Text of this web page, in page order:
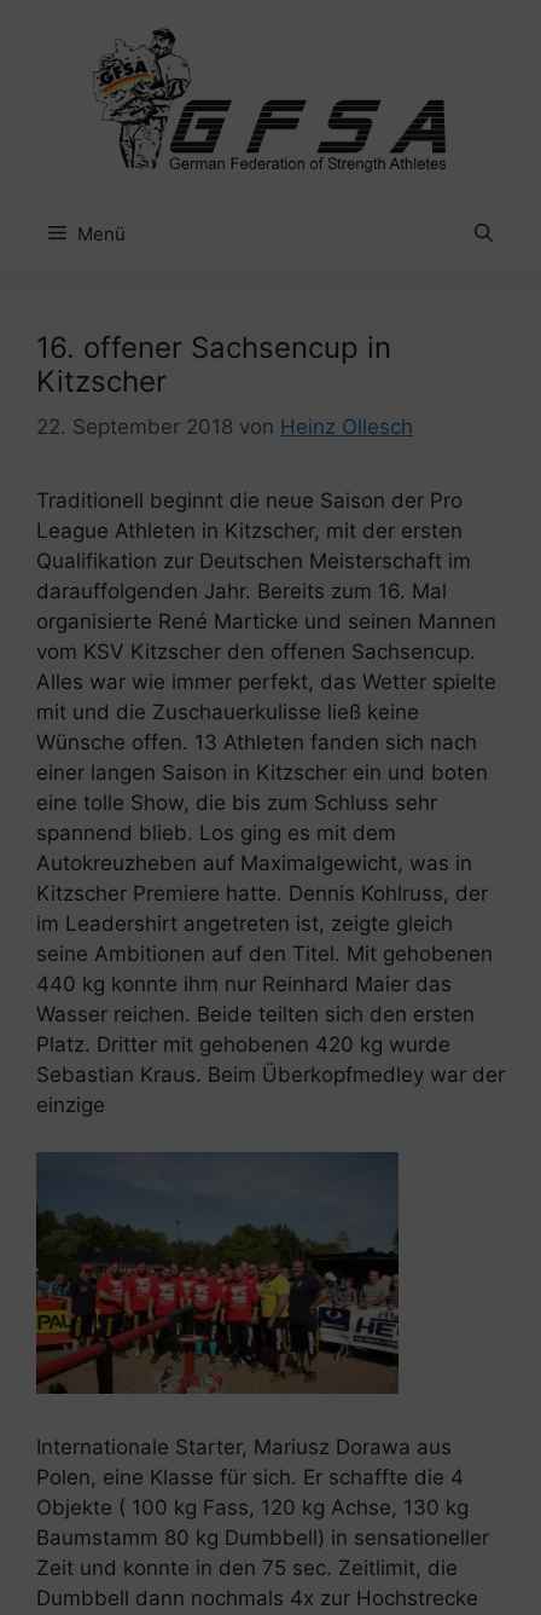
Menü
16. offener Sachsencup in
Kitzscher
22. September 2018 von Heinz Ollesch
Traditionell beginnt die neue Saison der Pro
League Athleten in Kitzscher, mit der ersten
Qualifikation zur Deutschen Meisterschaft im
darauffolgenden Jahr. Bereits zum 16. Mal
organisierte René Marticke und seinen Mannen
vom KSV Kitzscher den offenen Sachsencup.
Alles war wie immer perfekt, das Wetter spielte
mit und die Zuschauerkulisse ließ keine
Wünsche offen. 13 Athleten fanden sich nach
einer langen Saison in Kitzscher ein und boten
eine tolle Show, die bis zum Schluss sehr
spannend blieb. Los ging es mit dem
Autokreuzheben auf Maximalgewicht, was in
Kitzscher Premiere hatte. Dennis Kohlruss, der
im Leadershirt angetreten ist, zeigte gleich
seine Ambitionen auf den Titel. Mit gehobenen
440 kg konnte ihm nur Reinhard Maier das
Wasser reichen. Beide teilten sich den ersten
Platz. Dritter mit gehobenen 420 kg wurde
Sebastian Kraus. Beim Überkopfmedley war der
einzige
Internationale Starter, Mariusz Dorawa aus
Polen, eine Klasse für sich. Er schaffte die 4
Objekte ( 100 kg Fass, 120 kg Achse, 130 kg
Baumstamm 80 kg Dumbbell) in sensationeller
Zeit und konnte in den 75 sec. Zeitlimit, die
Dumbbell dann nochmals 4x zur Hochstrecke